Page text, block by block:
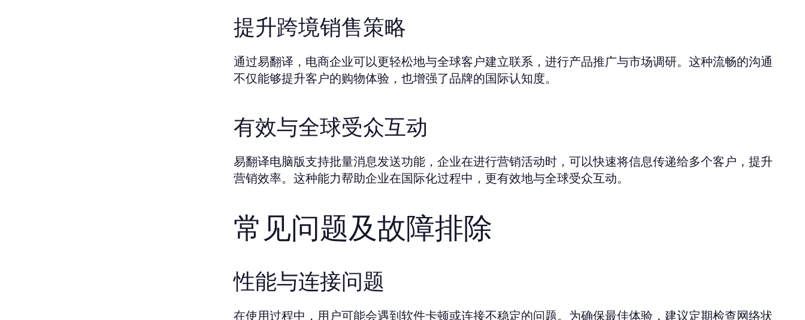
提升跨境销售策略
通过易翻译，电商企业可以更轻松地与全球客户建立联系，进行产品推广与市场调研。这种流畅的沟通
不仅能够提升客户的购物体验，也增强了品牌的国际认知度。
有效与全球受众互动
易翻译电脑版支持批量消息发送功能，企业在进行营销活动时，可以快速将信息传递给多个客户，提升
营销效率。这种能力帮助企业在国际化过程中，更有效地与全球受众互动。
常见问题及故障排除
性能与连接问题
在使用过程中，用户可能会遇到软件卡顿或连接不稳定的问题。为确保最佳体验，建议定期检查网络状